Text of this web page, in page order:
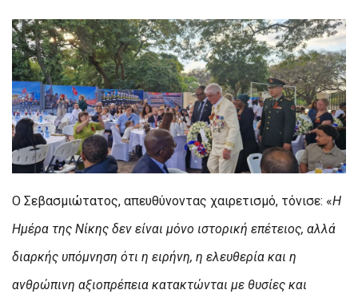
Ο Σεβασμιώτατος, απευθύνοντας χαιρετισμό, τόνισε: «Η
Ημέρα της Νίκης δεν είναι μόνο ιστορική επέτειος, αλλά
διαρκής υπόμνηση ότι η ειρήνη, η ελευθερία και η
ανθρώπινη αξιοπρέπεια κατακτώνται με θυσίες και